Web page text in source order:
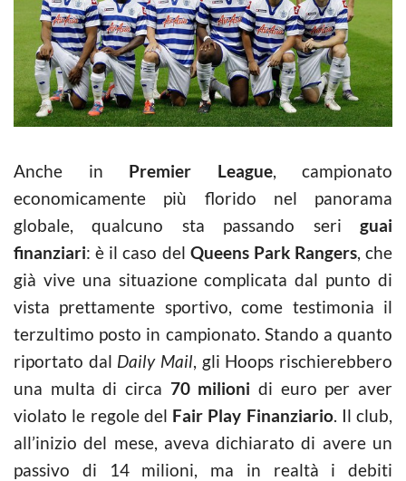
Anche in Premier League, campionato
economicamente più florido nel panorama
globale, qualcuno sta passando seri guai
finanziari: è il caso del Queens Park Rangers, che
già vive una situazione complicata dal punto di
vista prettamente sportivo, come testimonia il
terzultimo posto in campionato. Stando a quanto
riportato dal Daily Mail, gli Hoops rischierebbero
una multa di circa 70 milioni di euro per aver
violato le regole del Fair Play Finanziario. Il club,
all’inizio del mese, aveva dichiarato di avere un
passivo di 14 milioni, ma in realtà i debiti